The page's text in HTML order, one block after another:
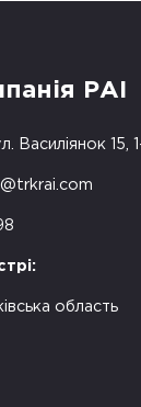
РАІ
Василіянок 15,
область